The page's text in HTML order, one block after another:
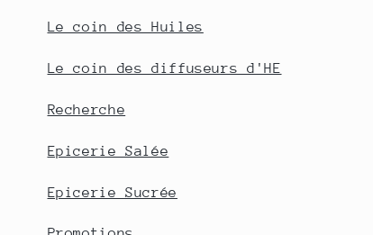
Le coin des Huiles
Le coin des diffuseurs d'HE
Recherche
Epicerie Salée
Epicerie Sucrée